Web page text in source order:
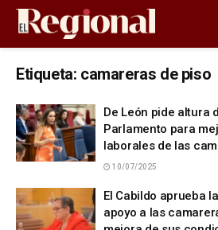
Etiqueta: camareras de piso
De León pide altura
Parlamento para
laborales de las
10/07/2025
El Cabildo aprueba
apoyo a las